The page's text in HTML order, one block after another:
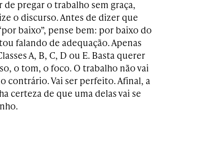
de pregar o trabalho sem graça,
o discurso. Antes de dizer que
baixo”, pense bem: por baixo do
falando de adequação. Apenas
A, B, C, D ou E. Basta querer
o tom, o foco. O trabalho não vai
contrário. Vai ser perfeito. Afinal, a
certeza de que uma delas vai se